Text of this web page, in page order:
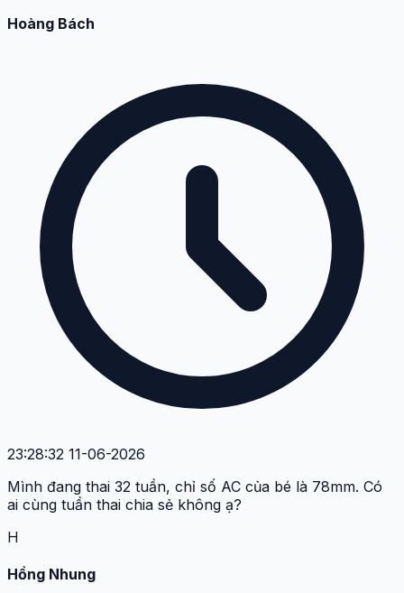
Hoàng Bách
23:28:32 11-06-2026
Mình đang thai 32 tuần, chỉ số AC của bé là 78mm. Có
ai cùng tuần thai chia sẻ không ạ?
H
Hồng Nhung